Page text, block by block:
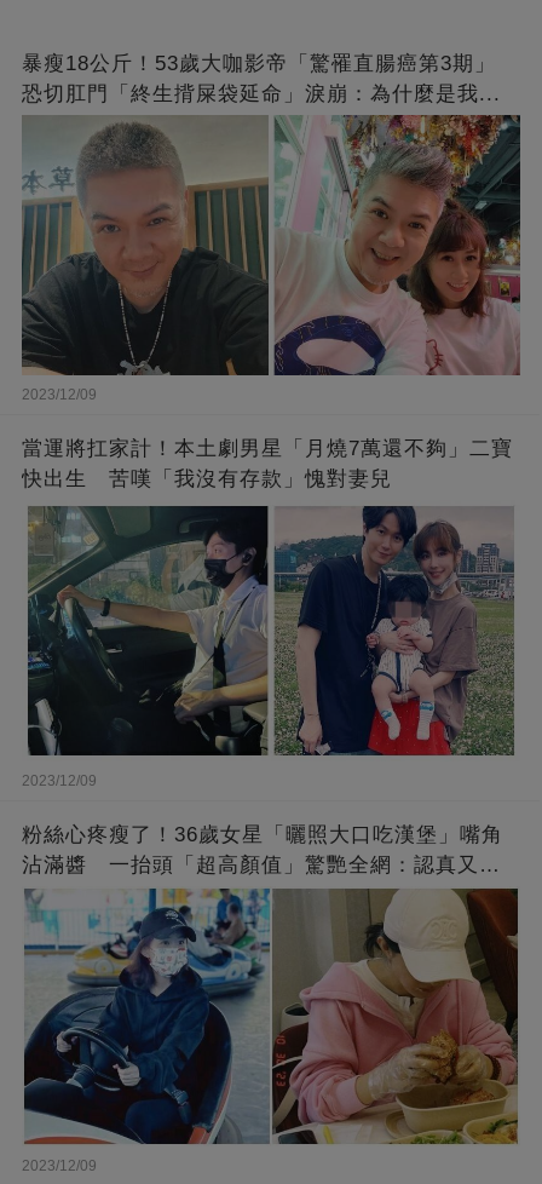
暴瘦18公斤！53歲大咖影帝「驚罹直腸癌第3期」
恐切肛門「終生揹屎袋延命」淚崩：為什麼是我...
2023/12/09
當運將扛家計！本土劇男星「月燒7萬還不夠」二寶
快出生 苦嘆「我沒有存款」愧對妻兒
2023/12/09
粉絲心疼瘦了！36歲女星「曬照大口吃漢堡」嘴角
沾滿醬 一抬頭「超高顏值」驚艷全網：認真又美
麗!
2023/12/09